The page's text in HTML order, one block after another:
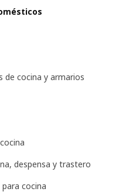
de cocina y armarios
despensa y trastero
cocina